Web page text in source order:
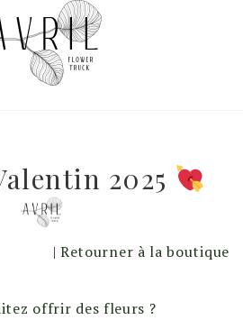
2025
| Retourner à la boutique
offrir des fleurs ?